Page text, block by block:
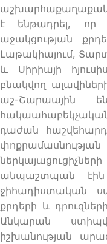
է ենթադրել, որ
աջակցության
Լաթակիայում,
և Սիրիայի
բնակվող
աշ-Շարաային
դաժան
անպաշտպան էին
ջիհադիստական
քրդերի և
Անկարան
իշխանության